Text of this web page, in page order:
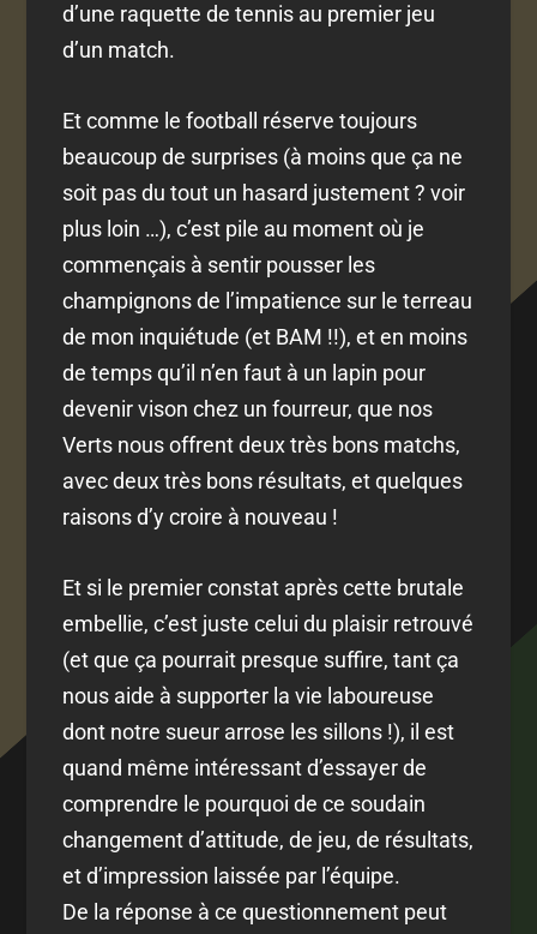
d’une raquette de tennis au premier jeu
d’un match.
Et comme le football réserve toujours
beaucoup de surprises (à moins que ça ne
soit pas du tout un hasard justement ? voir
plus loin …), c’est pile au moment où je
commençais à sentir pousser les
champignons de l’impatience sur le terreau
de mon inquiétude (et BAM !!), et en moins
de temps qu’il n’en faut à un lapin pour
devenir vison chez un fourreur, que nos
Verts nous offrent deux très bons matchs,
avec deux très bons résultats, et quelques
raisons d’y croire à nouveau !
Et si le premier constat après cette brutale
embellie, c’est juste celui du plaisir retrouvé
(et que ça pourrait presque suffire, tant ça
nous aide à supporter la vie laboureuse
dont notre sueur arrose les sillons !), il est
quand même intéressant d’essayer de
comprendre le pourquoi de ce soudain
changement d’attitude, de jeu, de résultats,
et d’impression laissée par l’équipe.
De la réponse à ce questionnement peut